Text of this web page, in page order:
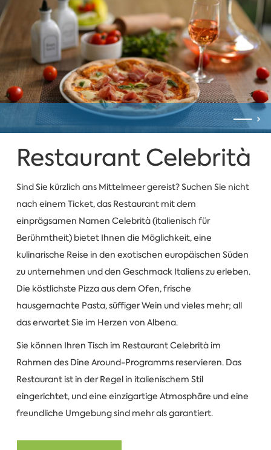
Restaurant Celebrità
Sind Sie kürzlich ans Mittelmeer gereist? Suchen Sie nicht
nach einem Ticket, das Restaurant mit dem
einprägsamen Namen Celebrità (italienisch für
Berühmtheit) bietet Ihnen die Möglichkeit, eine
kulinarische Reise in den exotischen europäischen Süden
zu unternehmen und den Geschmack Italiens zu erleben.
Die köstlichste Pizza aus dem Ofen, frische
hausgemachte Pasta, süffiger Wein und vieles mehr; all
das erwartet Sie im Herzen von Albena.
Sie können Ihren Tisch im Restaurant Celebrità im
Rahmen des Dine Around-Programms reservieren. Das
Restaurant ist in der Regel in italienischem Stil
eingerichtet, und eine einzigartige Atmosphäre und eine
freundliche Umgebung sind mehr als garantiert.